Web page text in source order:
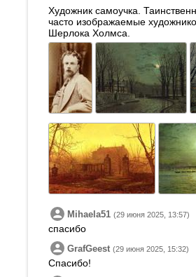
Художник самоучка.
часто изображаемые
Шерлока Холмса.
Mihaela51 (29 июня 2025, 13:57)
спасибо
GrafGeest (29 июня 2025, 15:32)
Спасибо!